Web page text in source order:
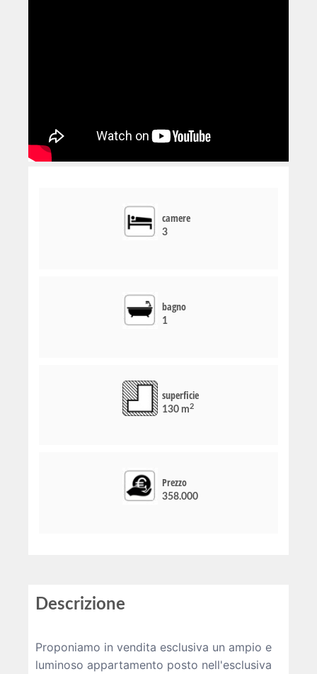
camere
3
bagno
1
superficie
130 m2
Prezzo
358.000
Descrizione
Proponiamo in vendita esclusiva un ampio e
luminoso appartamento posto nell'esclusiva